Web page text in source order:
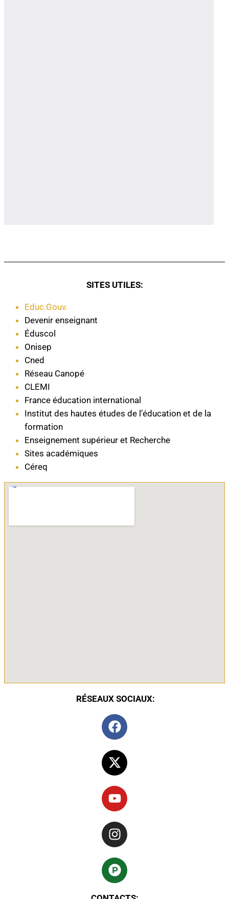
SITES UTILES:
Educ.Gouv.
Devenir enseignant
Éduscol
Onisep
Cned
Réseau Canopé
CLEMI
France éducation international
Institut des hautes études de l’éducation et de la
formation
Enseignement supérieur et Recherche
Sites académiques
Céreq
RÉSEAUX SOCIAUX: